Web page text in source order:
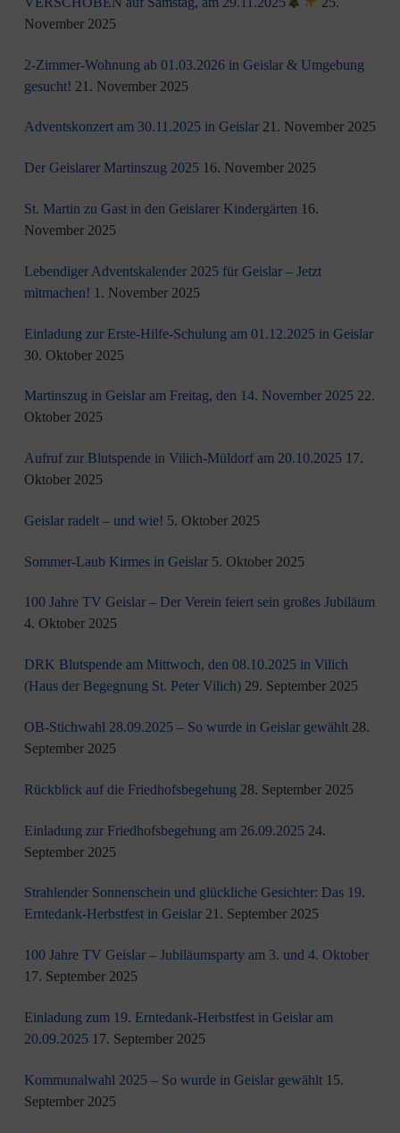
November 2025
2-Zimmer-Wohnung ab 01.03.2026 in Geislar & Umgebung
gesucht! 21. November 2025
Adventskonzert am 30.11.2025 in Geislar 21. November 2025
Der Geislarer Martinszug 2025 16. November 2025
St. Martin zu Gast in den Geislarer Kindergärten 16.
November 2025
Lebendiger Adventskalender 2025 für Geislar – Jetzt
mitmachen! 1. November 2025
Einladung zur Erste-Hilfe-Schulung am 01.12.2025 in Geislar
30. Oktober 2025
Martinszug in Geislar am Freitag, den 14. November 2025 22.
Oktober 2025
Aufruf zur Blutspende in Vilich-Müldorf am 20.10.2025 17.
Oktober 2025
Geislar radelt – und wie! 5. Oktober 2025
Sommer-Laub Kirmes in Geislar 5. Oktober 2025
100 Jahre TV Geislar – Der Verein feiert sein großes Jubiläum
4. Oktober 2025
DRK Blutspende am Mittwoch, den 08.10.2025 in Vilich
(Haus der Begegnung St. Peter Vilich) 29. September 2025
OB-Stichwahl 28.09.2025 – So wurde in Geislar gewählt 28.
September 2025
Rückblick auf die Friedhofsbegehung 28. September 2025
Einladung zur Friedhofsbegehung am 26.09.2025 24.
September 2025
Strahlender Sonnenschein und glückliche Gesichter: Das 19.
Erntedank-Herbstfest in Geislar 21. September 2025
100 Jahre TV Geislar – Jubiläumsparty am 3. und 4. Oktober
17. September 2025
Einladung zum 19. Erntedank-Herbstfest in Geislar am
20.09.2025 17. September 2025
Kommunalwahl 2025 – So wurde in Geislar gewählt 15.
September 2025